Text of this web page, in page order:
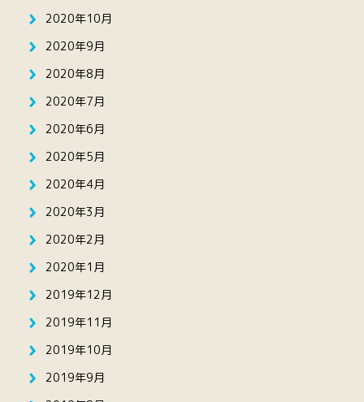
2020年10月
2020年9月
2020年8月
2020年7月
2020年6月
2020年5月
2020年4月
2020年3月
2020年2月
2020年1月
2019年12月
2019年11月
2019年10月
2019年9月